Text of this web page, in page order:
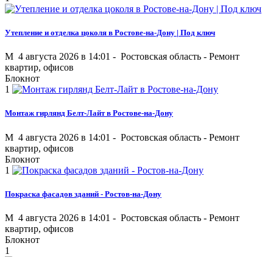
Утепление и отделка цоколя в Ростове-на-Дону | Под ключ
M 4 августа 2026 в 14:01 - Ростовская область - Ремонт
квартир, офисов
Блокнот
1
Монтаж гирлянд Белт-Лайт в Ростове-на-Дону
M 4 августа 2026 в 14:01 - Ростовская область - Ремонт
квартир, офисов
Блокнот
1
Покраска фасадов зданий - Ростов-на-Дону
M 4 августа 2026 в 14:01 - Ростовская область - Ремонт
квартир, офисов
Блокнот
1